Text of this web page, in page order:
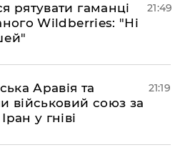
рятувати гаманці
Wildberries: "Ні
21:49
Аравія та
військовий союз за
у гніві
21:19